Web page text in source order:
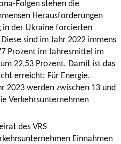
Folgen stehen die
Herausforderungen
in der Ukraine forcierten
sind im Jahr 2022 immens
Prozent im Jahresmittel im
22,53 Prozent. Damit ist das
erreicht: Für Energie,
2023 werden zwischen 13 und
Verkehrsunternehmen
des VRS
Einnahmen